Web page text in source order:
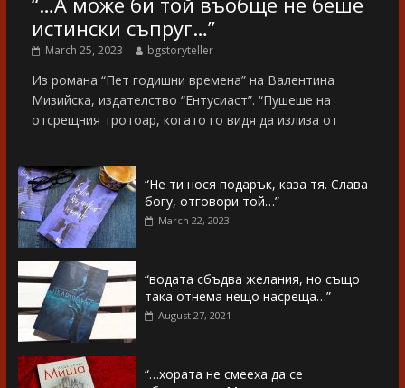
истински съпруг…”
March 25, 2023 bgstoryteller
Из романа “Пет годишни времена” на Валентина
Мизийска, издателство “Ентусиаст”. “Пушеше на
отсрещния тротоар, когато го видя да излиза от
“Не ти нося подарък, каза тя. Слава
богу, отговори той…”
March 22, 2023
“водата сбъдва желания, но също
така отнема нещо насреща…”
August 27, 2021
“…хората не смееха да се